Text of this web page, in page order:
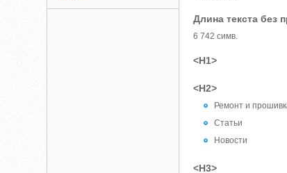
Длина текста без
6 742 симв.
<H1>
<H2>
Ремонт и
Статьи
Новости
<H3>